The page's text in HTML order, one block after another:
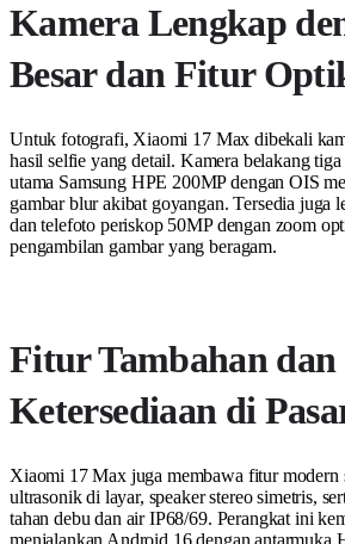
Kamera Lengkap
Besar dan Fitur
Untuk fotografi, Xiaomi 17 Max dibekali
hasil selfie yang detail. Kamera belakang tiga
utama Samsung HPE 200MP dengan OIS
gambar blur akibat goyangan. Tersedia juga
dan telefoto periskop 50MP dengan zoom
pengambilan gambar yang beragam.
Fitur Tambahan
Ketersediaan di
Xiaomi 17 Max juga membawa fitur modern
ultrasonik di layar, speaker stereo simetris,
tahan debu dan air IP68/69. Perangkat ini